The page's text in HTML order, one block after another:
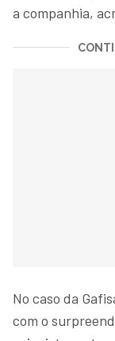
a companhia,
No caso da
com o